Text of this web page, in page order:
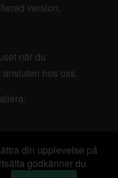
version,
när du
hos oss.
din upplevelse på
godkänner du